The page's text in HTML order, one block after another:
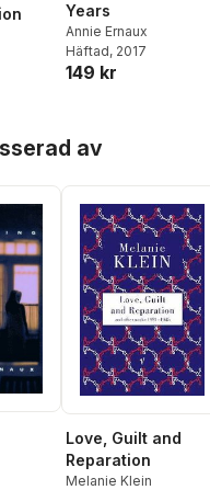
Totalt antal röster:
Years
Annie Ernaux
Häftad, 2017
149 kr
av
Love, Guilt and
Reparation
Melanie Klein